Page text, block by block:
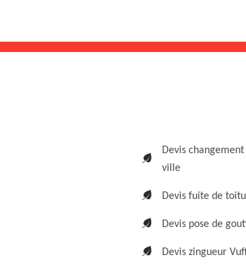
Devis
ville
Devis fuite de
Devis pose de
Devis zingueur